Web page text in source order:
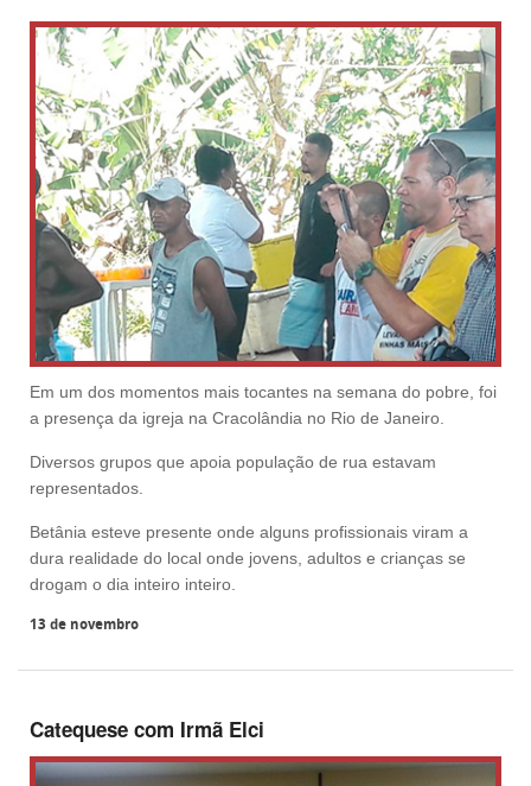
Em um dos momentos mais tocantes na semana do pobre, foi
a presença da igreja na Cracolândia no Rio de Janeiro.
Diversos grupos que apoia população de rua estavam
representados.
Betânia esteve presente onde alguns profissionais viram a
dura realidade do local onde jovens, adultos e crianças se
drogam o dia inteiro inteiro.
13 de novembro
Catequese com Irmã Elci